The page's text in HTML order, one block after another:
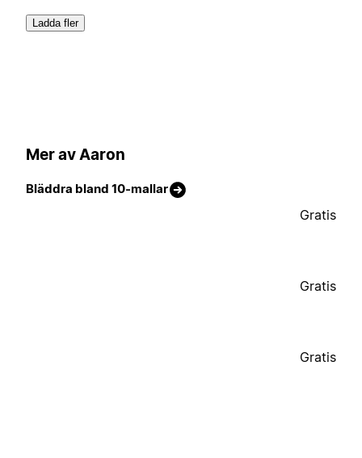
Ladda fler
Mer av Aaron
Bläddra bland 10-mallar
Gratis
Gratis
Gratis